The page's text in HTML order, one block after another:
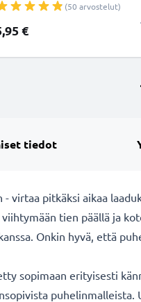
(50 arvostelut)
€
tiedot
virtaa pitkäksi aikaa
tien päällä ja
Onkin hyvä, että
sopimaan erityisesti